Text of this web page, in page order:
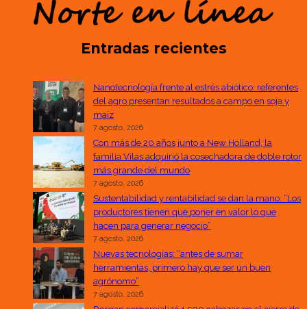
Entradas recientes
Nanotecnología frente al estrés abiótico: referentes
del agro presentan resultados a campo en soja y
maíz
7 agosto, 2026
Con más de 20 años junto a New Holland, la
familia Vilas adquirió la cosechadora de doble rotor
más grande del mundo
7 agosto, 2026
Sustentabilidad y rentabilidad se dan la mano: “Los
productores tienen que poner en valor lo que
hacen para generar negocio”
7 agosto, 2026
Nuevas tecnologías: “antes de sumar
herramientas, primero hay que ser un buen
agrónomo”
7 agosto, 2026